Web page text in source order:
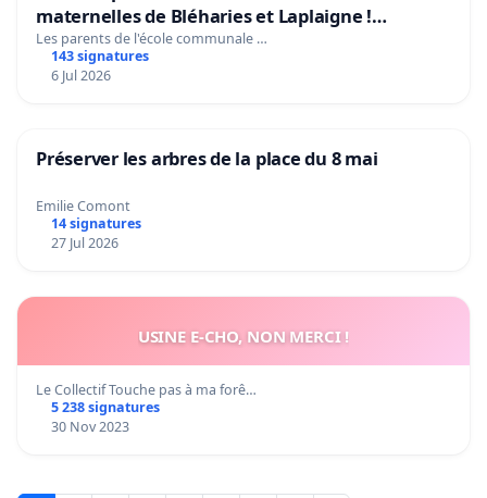
maternelles de Bléharies et Laplaigne !
Préservons la stabilité de nos enfants.
Les parents de l'école communale …
143 signatures
6 Jul 2026
Préserver les arbres de la place du 8 mai
Emilie Comont
14 signatures
27 Jul 2026
USINE E-CHO, NON MERCI !
Le Collectif Touche pas à ma forê…
5 238 signatures
30 Nov 2023